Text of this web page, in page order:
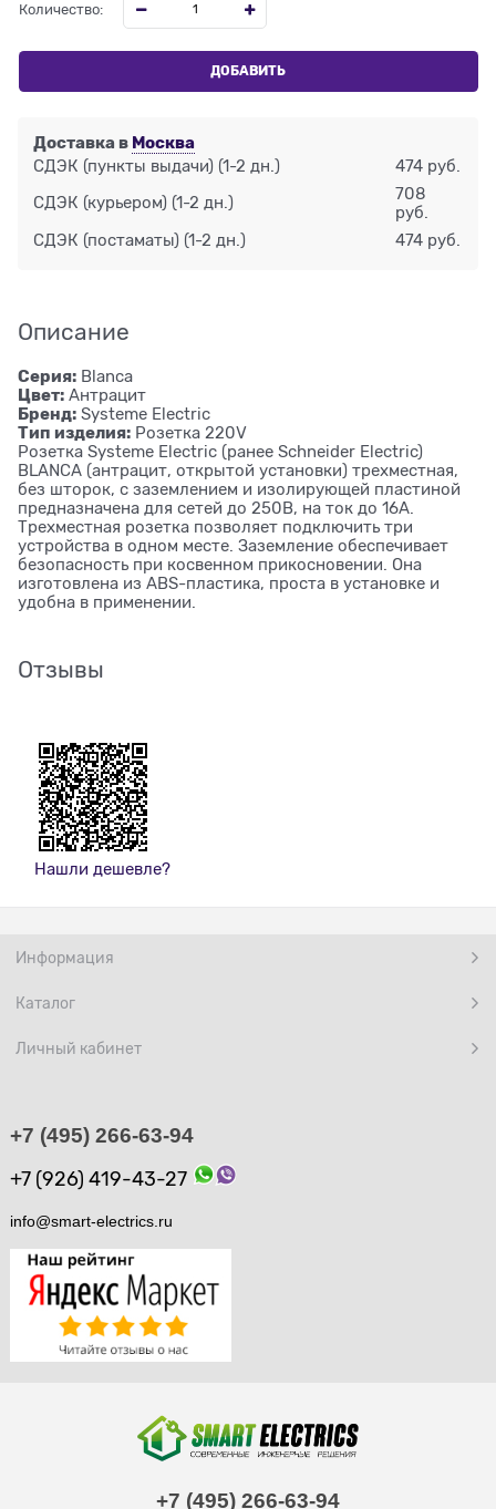
Количество:
ДОБАВИТЬ
Доставка в Москва
СДЭК (пункты выдачи) (1-2 дн.) 474 руб.
СДЭК (курьером) (1-2 дн.)
708
руб.
СДЭК (постаматы) (1-2 дн.) 474 руб.
Описание
Серия: Blanca
Цвет: Антрацит
Бренд: Systeme Electric
Тип изделия: Розетка 220V
Розетка Systeme Electric (ранее Schneider Electric)
BLANCA (антрацит, открытой установки) трехместная,
без шторок, с заземлением и изолирующей пластиной
предназначена для сетей до 250В, на ток до 16А.
Трехместная розетка позволяет подключить три
устройства в одном месте. Заземление обеспечивает
безопасность при косвенном прикосновении. Она
изготовлена из ABS-пластика, проста в установке и
удобна в применении.
Отзывы
Нашли дешевле?
Информация
Каталог
Личный кабинет
+7 (495) 266-63-94
+7 (926) 419-43-27
info@smart-electrics.ru
+7 (495) 266-63-94